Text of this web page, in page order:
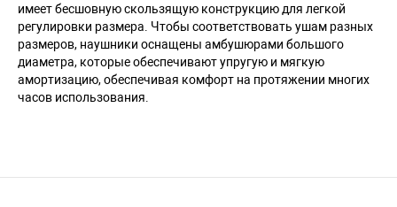
имеет бесшовную скользящую конструкцию для легкой
регулировки размера. Чтобы соответствовать ушам разных
размеров, наушники оснащены амбушюрами большого
диаметра, которые обеспечивают упругую и мягкую
амортизацию, обеспечивая комфорт на протяжении многих
часов использования.